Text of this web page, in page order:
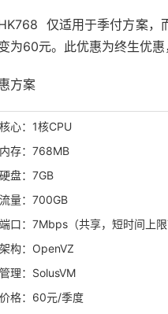
仅适用于季付方案，
为60元。此优惠为终生优惠
方案
核心：1核CPU
内存：768MB
硬盘：7GB
流量：700GB
端口：7Mbps（共享，短时间上限
架构：OpenVZ
管理：SolusVM
价格：60元/季度